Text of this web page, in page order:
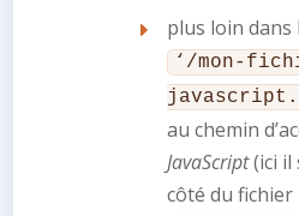
plus loin dans
‘/mon-
au chemin
JavaScript(ici il
côté du fichier